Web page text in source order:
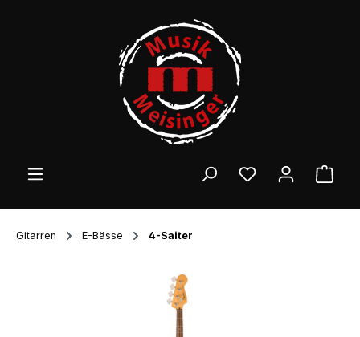
Gitarren E-Bässe 4-Saiter
Bildergalerie überspringen